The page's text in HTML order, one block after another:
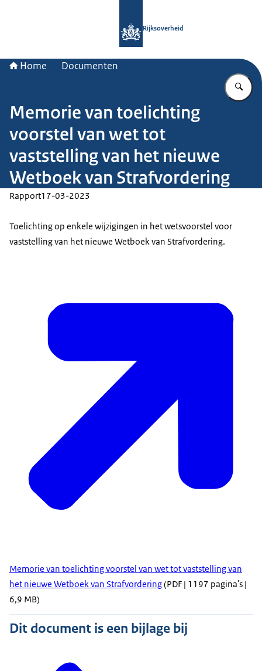
Rijksoverheid
Home Documenten
Memorie van toelichting
voorstel van wet tot
vaststelling van het nieuwe
Wetboek van Strafvordering
Rapport17-03-2023
Toelichting op enkele wijzigingen in het wetsvoorstel voor
vaststelling van het nieuwe Wetboek van Strafvordering.
Memorie van toelichting voorstel van wet tot vaststelling van
het nieuwe Wetboek van Strafvordering(PDF | 1197 pagina's |
6,9 MB)
Dit document is een bijlage bij